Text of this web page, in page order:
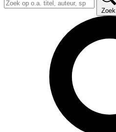
Zoek